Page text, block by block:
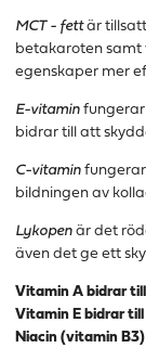
MCT - fettär
betakaroten samt
egenskaper mer
E-vitamin
bidrar till att
C-vitamin
bildningen av
Lykopen är det
även det ge ett
Vitamin A bidrar
Vitamin E bidrar
Niacin (vitamin